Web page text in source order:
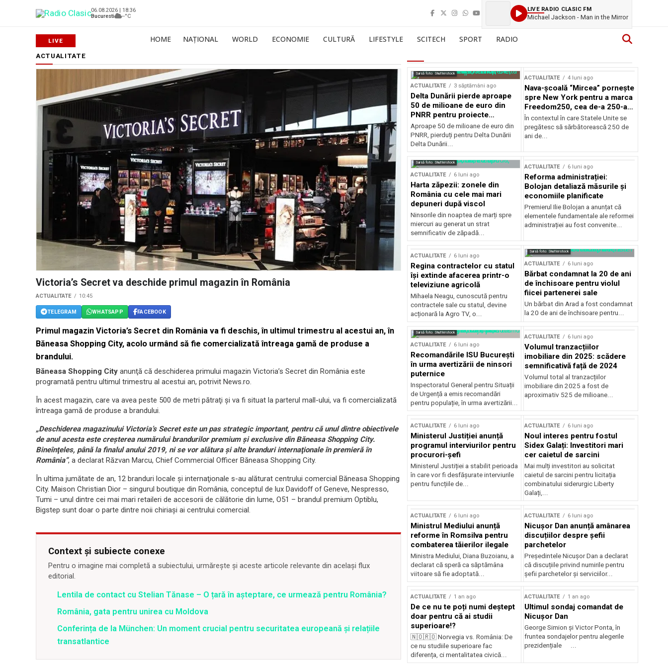
06.08.2026 | 18:36
Bucuresti
--°C
LIVE RADIO CLASIC FM
Michael Jackson - Man in the Mirror
HOME NAȚIONAL WORLD ECONOMIE CULTURĂ LIFESTYLE SCITECH SPORT RADIO
ACTUALITATE
Victoria’s Secret va deschide primul magazin în România
ACTUALITATE 10:45
TELEGRAM WHATSAPP FACEBOOK
Primul magazin Victoria’s Secret din România va fi deschis, în ultimul trimestru al acestui an, în
Băneasa Shopping City, acolo urmând să fie comercializată întreaga gamă de produse a
brandului.
Băneasa Shopping City anunţă că deschiderea primului magazin Victoria’s Secret din România este
programată pentru ultimul trimestru al acestui an, potrivit News.ro.
În acest magazin, care va avea peste 500 de metri pătraţi şi va fi situat la parterul mall-ului, va fi comercializată
întreaga gamă de produse a brandului.
„Deschiderea magazinului Victoria’s Secret este un pas strategic important, pentru că unul dintre obiectivele
de anul acesta este creşterea numărului brandurilor premium şi exclusive din Băneasa Shopping City.
Bineînţeles, până la finalul anului 2019, ni se vor alătura şi alte branduri internaţionale în premieră în
România”, a declarat Răzvan Marcu, Chief Commercial Officer Băneasa Shopping City.
În ultima jumătate de an, 12 branduri locale şi internaţionale s-au alăturat centrului comercial Băneasa Shopping
City. Maison Christian Dior – singurul boutique din România, conceptul de lux Davidoff of Geneve, Nespresso,
Tumi – unul dintre cei mai mari retaileri de accesorii de călătorie din lume, O51 – brandul premium Optiblu,
Bigstep sunt doar o parte dintre noii chiriaşi ai centrului comercial.
Context și subiecte conexe
Pentru o imagine mai completă a subiectului, urmărește și aceste articole relevante din același flux
editorial.
Lentila de contact cu Stelian Tănase – O țară în așteptare, ce urmează pentru România?
România, gata pentru unirea cu Moldova
Conferința de la München: Un moment crucial pentru securitatea europeană și relațiile
transatlantice
Sursă foto: Shutterstock
ACTUALITATE 3 săptămâni ago
Delta Dunării pierde aproape
50 de milioane de euro din
PNRR pentru proiecte
esențiale
Aproape 50 de milioane de euro din
PNRR, pierduți pentru Delta Dunării
Delta Dunării...
ACTUALITATE 4 luni ago
Nava-școală “Mircea” pornește
spre New York pentru a marca
Freedom250, cea de-a 250-a
aniversare a Statelor Unite
În contextul în care Statele Unite se
pregătesc să sărbătorească 250 de
ani de...
Sursă foto: Shutterstock
ACTUALITATE 6 luni ago
Harta zăpezii: zonele din
România cu cele mai mari
depuneri după viscol
Ninsorile din noaptea de marți spre
miercuri au generat un strat
semnificativ de zăpadă...
ACTUALITATE 6 luni ago
Reforma administrației:
Bolojan detaliază măsurile și
economiile planificate
Premierul Ilie Bolojan a anunțat că
elementele fundamentale ale reformei
administrației au fost convenite...
ACTUALITATE 6 luni ago
Regina contractelor cu statul
își extinde afacerea printr-o
televiziune agricolă
Mihaela Neagu, cunoscută pentru
contractele sale cu statul, devine
acționară la Agro TV, o...
Sursă foto: Shutterstock
ACTUALITATE 6 luni ago
Bărbat condamnat la 20 de ani
de închisoare pentru violul
fiicei partenerei sale
Un bărbat din Arad a fost condamnat
la 20 de ani de închisoare pentru...
Sursă foto: Shutterstock
ACTUALITATE 6 luni ago
Recomandările ISU București
în urma avertizării de ninsori
puternice
Inspectoratul General pentru Situații
de Urgență a emis recomandări
pentru populație, în urma avertizării...
ACTUALITATE 6 luni ago
Volumul tranzacțiilor
imobiliare din 2025: scădere
semnificativă față de 2024
Volumul total al tranzacțiilor
imobiliare din 2025 a fost de
aproximativ 525 de milioane...
ACTUALITATE 6 luni ago
Ministerul Justiției anunță
programul interviurilor pentru
procurori-șefi
Ministerul Justiției a stabilit perioada
în care vor fi desfășurate interviurile
pentru funcțiile de...
ACTUALITATE 6 luni ago
Noul interes pentru fostul
Sidex Galați: Investitori mari
cer caietul de sarcini
Mai mulți investitori au solicitat
caietul de sarcini pentru licitația
combinatului siderurgic Liberty
Galați,...
ACTUALITATE 6 luni ago
Ministrul Mediului anunță
reforme în Romsilva pentru
combaterea tăierilor ilegale
Ministra Mediului, Diana Buzoianu, a
declarat că speră ca săptămâna
viitoare să fie adoptată...
ACTUALITATE 6 luni ago
Nicușor Dan anunță amânarea
discuțiilor despre șefii
parchetelor
Președintele Nicușor Dan a declarat
că discuțiile privind numirile pentru
șefii parchetelor și serviciilor...
ACTUALITATE 1 an ago
De ce nu te poți numi deștept
doar pentru că ai studii
superioare!?
🇳🇴🇷🇴 Norvegia vs. România: De
ce nu studiile superioare fac
diferența, ci mentalitatea civică...
ACTUALITATE 1 an ago
Ultimul sondaj comandat de
Nicușor Dan
George Simion și Victor Ponta, în
fruntea sondajelor pentru alegerile
prezidențiale ...